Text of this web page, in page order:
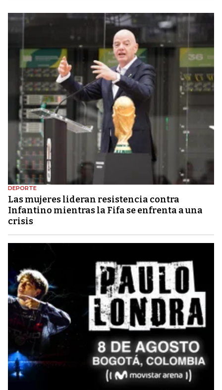
DEPORTE
Las mujeres lideran resistencia contra
Infantino mientras la Fifa se enfrenta a una
crisis